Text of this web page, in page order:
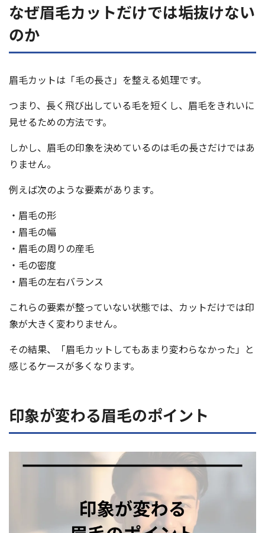
なぜ眉毛カットだけでは垢抜けない
のか
眉毛カットは「毛の長さ」を整える処理です。
つまり、長く飛び出している毛を短くし、眉毛をきれいに
見せるための方法です。
しかし、眉毛の印象を決めているのは毛の長さだけではあ
りません。
例えば次のような要素があります。
・眉毛の形
・眉毛の幅
・眉毛の周りの産毛
・毛の密度
・眉毛の左右バランス
これらの要素が整っていない状態では、カットだけでは印
象が大きく変わりません。
その結果、「眉毛カットしてもあまり変わらなかった」と
感じるケースが多くなります。
印象が変わる眉毛のポイント